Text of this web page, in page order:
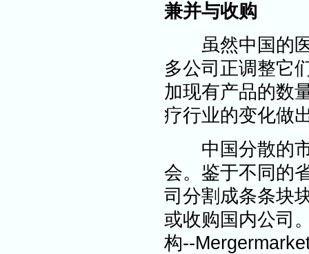
兼并与收购
虽然中国的医
多公司正调整它
加现有产品的数
疗行业的变化做
中国分散的市
会。鉴于不同的
司分割成条条块
或收购国内公司
构--